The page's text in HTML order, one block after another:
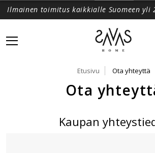
Ilmainen toimitus kaikkialle Suomeen yli
Etusivu Ota yhteyttä
Ota
Kaupan